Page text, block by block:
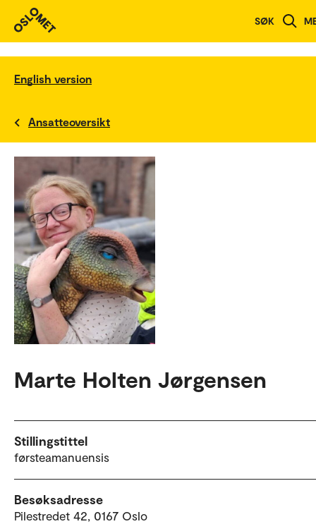
SØK
English version
Ansatteoversikt
Marte Holten Jørgensen
Stillingstittel
førsteamanuensis
Besøksadresse
Pilestredet 42, 0167 Oslo